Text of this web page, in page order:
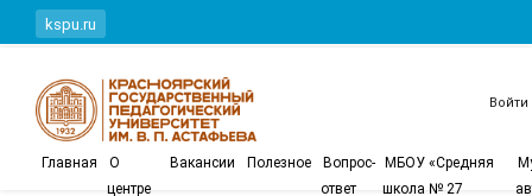
Перейти к основному содержанию
kspu.ru
Войти
Главная
О
центре
Вакансии Полезное
Вопрос-
ответ
МБОУ «Средняя
школа № 27